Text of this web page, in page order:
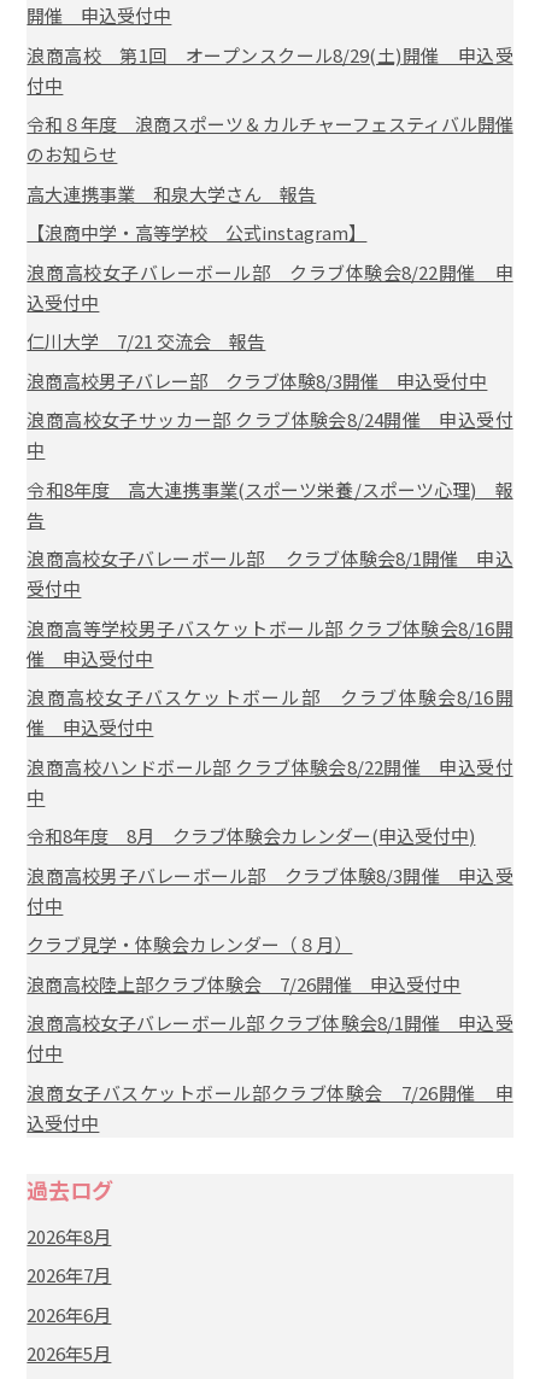
開催 申込受付中
浪商高校 第1回 オープンスクール8/29(土)開催 申込受
付中
令和８年度 浪商スポーツ＆カルチャーフェスティバル開催
のお知らせ
高大連携事業 和泉大学さん 報告
【浪商中学・高等学校 公式instagram】
浪商高校女子バレーボール部 クラブ体験会8/22開催 申
込受付中
仁川大学 7/21 交流会 報告
浪商高校男子バレー部 クラブ体験8/3開催 申込受付中
浪商高校女子サッカー部 クラブ体験会8/24開催 申込受付
中
令和8年度 高大連携事業(スポーツ栄養/スポーツ心理) 報
告
浪商高校女子バレーボール部 クラブ体験会8/1開催 申込
受付中
浪商高等学校男子バスケットボール部 クラブ体験会8/16開
催 申込受付中
浪商高校女子バスケットボール部 クラブ体験会8/16開
催 申込受付中
浪商高校ハンドボール部 クラブ体験会8/22開催 申込受付
中
令和8年度 8月 クラブ体験会カレンダー(申込受付中)
浪商高校男子バレーボール部 クラブ体験8/3開催 申込受
付中
クラブ見学・体験会カレンダー（８月）
浪商高校陸上部クラブ体験会 7/26開催 申込受付中
浪商高校女子バレーボール部 クラブ体験会8/1開催 申込受
付中
浪商女子バスケットボール部クラブ体験会 7/26開催 申
込受付中
過去ログ
2026年8月
2026年7月
2026年6月
2026年5月